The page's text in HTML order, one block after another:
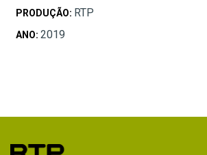
PRODUÇÃO: RTP
ANO: 2019